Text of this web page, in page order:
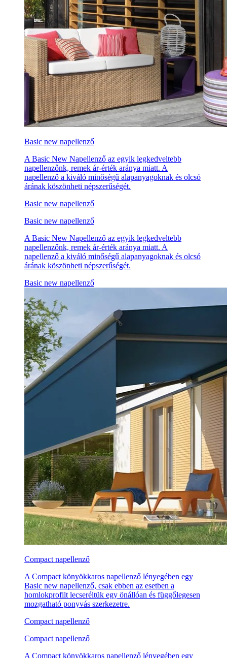
Basic new napellenző
A Basic New Napellenző az egyik legkedveltebb
napellenzőnk, remek ár-érték aránya miatt. A
napellenző a kiváló minőségű alapanyagoknak és olcsó
árának köszönheti népszerűségét.
Basic new napellenző
Basic new napellenző
A Basic New Napellenző az egyik legkedveltebb
napellenzőnk, remek ár-érték aránya miatt. A
napellenző a kiváló minőségű alapanyagoknak és olcsó
árának köszönheti népszerűségét.
Basic new napellenző
Compact napellenző
A Compact könyökkaros napellenző lényegében egy
Basic new napellenző, csak ebben az esetben a
homlokprofilt lecseréltük egy önállóan és függőlegesen
mozgatható ponyvás szerkezetre.
Compact napellenző
Compact napellenző
A Compact könyökkaros napellenző lényegében egy